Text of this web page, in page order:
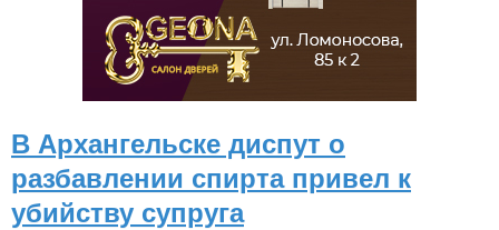
В Архангельске диспут о
разбавлении спирта привел к
убийству супруга